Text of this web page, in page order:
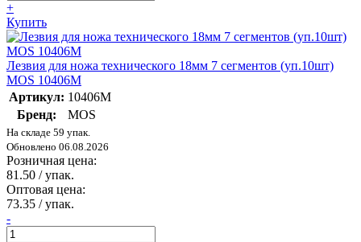
+
Купить
Лезвия для ножа технического 18мм 7 сегментов (уп.10шт)
MOS 10406М
Артикул: 10406М
Бренд:
MOS
На складе 59 упак.
Обновлено 06.08.2026
Розничная цена:
81.50 / упак.
Оптовая цена:
73.35 / упак.
-